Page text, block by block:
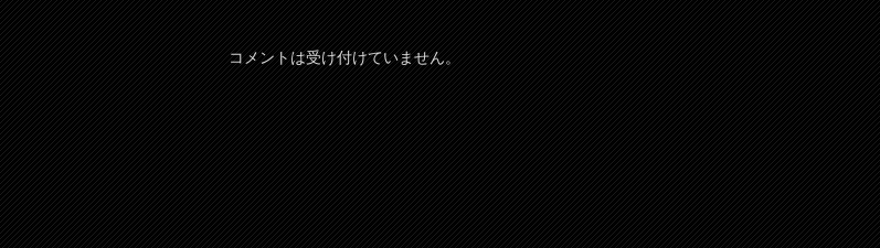
コメントは受け付けていません。